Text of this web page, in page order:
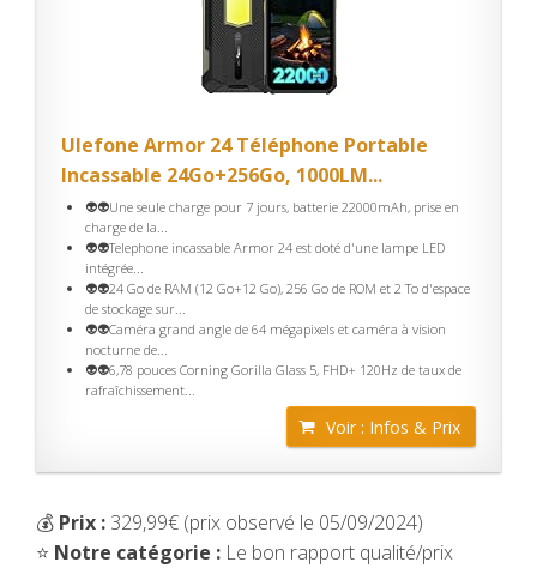
Ulefone Armor 24 Téléphone Portable
Incassable 24Go+256Go, 1000LM...
👽👽Une seule charge pour 7 jours, batterie 22000mAh, prise en
charge de la...
👽👽Telephone incassable Armor 24 est doté d'une lampe LED
intégrée...
👽👽24 Go de RAM (12 Go+12 Go), 256 Go de ROM et 2 To d'espace
de stockage sur...
👽👽Caméra grand angle de 64 mégapixels et caméra à vision
nocturne de...
👽👽6,78 pouces Corning Gorilla Glass 5, FHD+ 120Hz de taux de
rafraîchissement...
Voir : Infos & Prix
💰 Prix : 329,99€ (prix observé le 05/09/2024)
⭐ Notre catégorie : Le bon rapport qualité/prix